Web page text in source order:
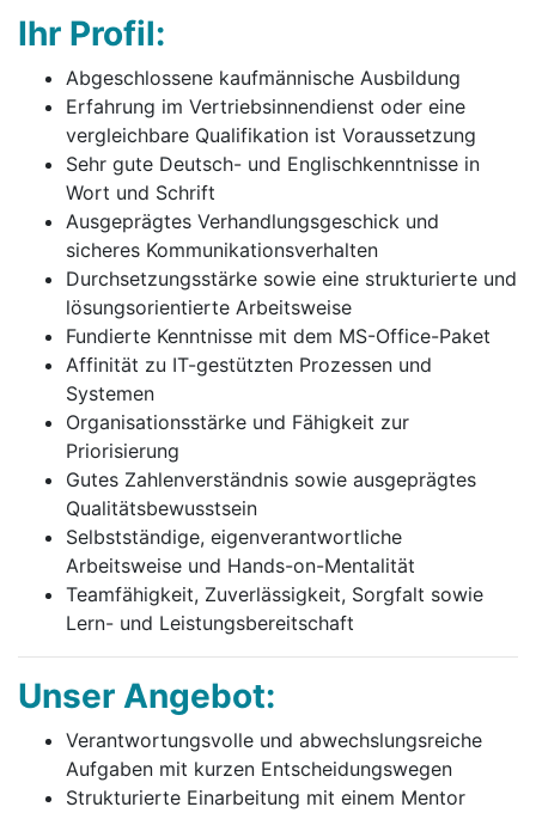
Ihr Profil:
Abgeschlossene kaufmännische Ausbildung
Erfahrung im Vertriebsinnendienst oder eine
vergleichbare Qualifikation ist Voraussetzung
Sehr gute Deutsch- und Englischkenntnisse in
Wort und Schrift
Ausgeprägtes Verhandlungsgeschick und
sicheres Kommunikationsverhalten
Durchsetzungsstärke sowie eine strukturierte und
lösungsorientierte Arbeitsweise
Fundierte Kenntnisse mit dem MS-Office-Paket
Affinität zu IT-gestützten Prozessen und
Systemen
Organisationsstärke und Fähigkeit zur
Priorisierung
Gutes Zahlenverständnis sowie ausgeprägtes
Qualitätsbewusstsein
Selbstständige, eigenverantwortliche
Arbeitsweise und Hands-on-Mentalität
Teamfähigkeit, Zuverlässigkeit, Sorgfalt sowie
Lern- und Leistungsbereitschaft
Unser Angebot:
Verantwortungsvolle und abwechslungsreiche
Aufgaben mit kurzen Entscheidungswegen
Strukturierte Einarbeitung mit einem Mentor